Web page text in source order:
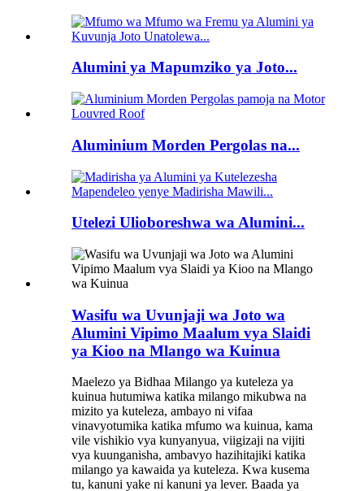
Alumini ya Mapumziko ya Joto...
Aluminium Morden Pergolas na...
Utelezi Ulioboreshwa wa Alumini...
Wasifu wa Uvunjaji wa Joto wa
Alumini Vipimo Maalum vya Slaidi
ya Kioo na Mlango wa Kuinua
Maelezo ya Bidhaa Milango ya kuteleza ya
kuinua hutumiwa katika milango mikubwa na
mizito ya kuteleza, ambayo ni vifaa
vinavyotumika katika mfumo wa kuinua, kama
vile vishikio vya kunyanyua, viigizaji na vijiti
vya kuunganisha, ambavyo hazihitajiki katika
milango ya kawaida ya kuteleza. Kwa kusema
tu, kanuni yake ni kanuni ya lever. Baada ya